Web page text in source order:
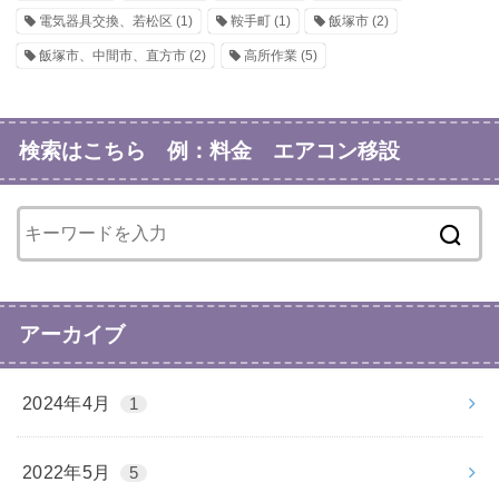
電気器具交換、若松区 (1) 鞍手町(1) 飯塚市(2)
飯塚市、中間市、直方市 (2) 高所作業(5)
検索はこちら 例：料金 エアコン移設
アーカイブ
2024年4月 1
2022年5月 5